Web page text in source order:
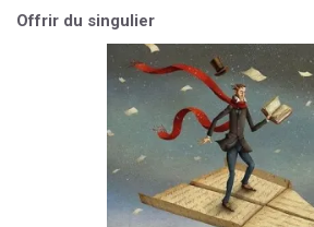
Offrir du singulier